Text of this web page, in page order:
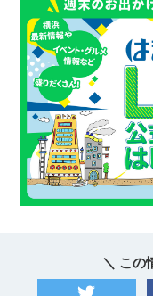
＼ この